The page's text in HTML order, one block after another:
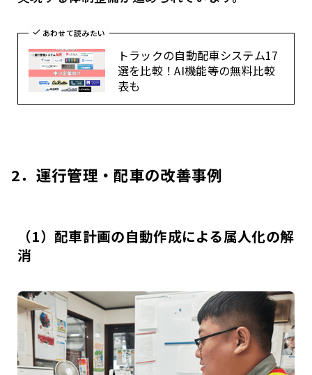
あわせて読みたい
トラックの自動配車システム17
選を比較！AI機能等の無料比較
表も
2．運行管理・配車の改善事例
（1）配車計画の自動作成による属人化の解
消